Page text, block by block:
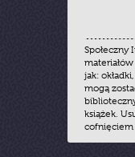
Społeczny
jak:
mogą
książek.
cofnięciem